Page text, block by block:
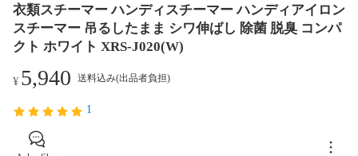
衣類スチーマー ハンディスチーマー ハンディアイロン
スチーマー 吊るしたまま シワ伸ばし 除菌 脱臭 コンパ
クト ホワイト XRS-J020(W)
¥5,940 送料込み(出品者負担)
1